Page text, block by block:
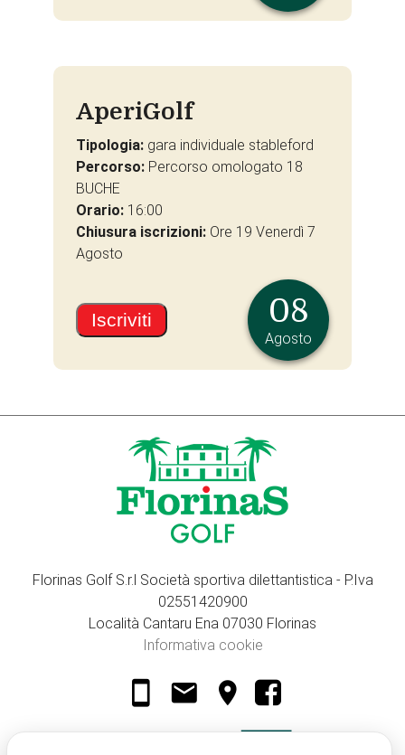
AperiGolf
Tipologia: gara individuale stableford
Percorso: Percorso omologato 18
BUCHE
Orario: 16:00
Chiusura iscrizioni: Ore 19 Venerdì 7
Agosto
Iscriviti 08
Agosto
Florinas Golf S.r.l Società sportiva dilettantistica - P.Iva
02551420900
Località Cantaru Ena 07030 Florinas
Informativa cookie
smartphone email location_on